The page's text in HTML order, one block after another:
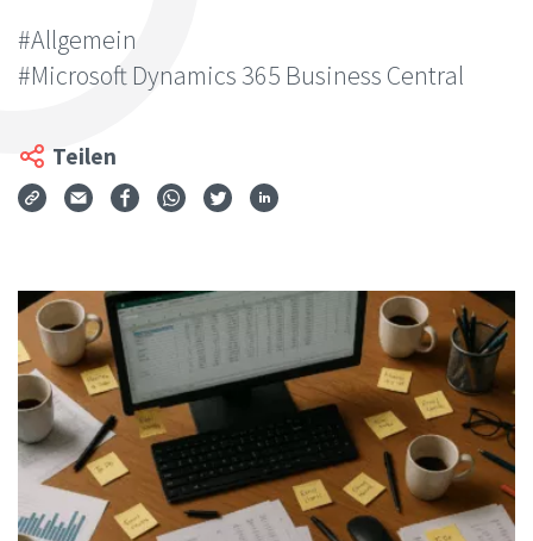
#Allgemein
#Microsoft Dynamics 365 Business Central
Teilen
Via Mail teilen
Auf Facebook teilen
Auf WhatsApp teilen
Auf Twitter teilen
Auf LinkedIn teilen